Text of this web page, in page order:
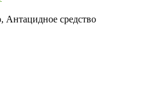
Антацидное средство